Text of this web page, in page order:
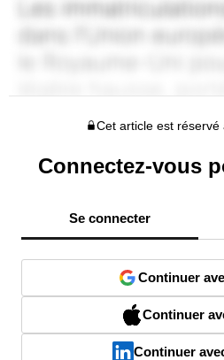
Cet article est
Connectez-vous
Se connecter
Continuer
Continuer
Continuer